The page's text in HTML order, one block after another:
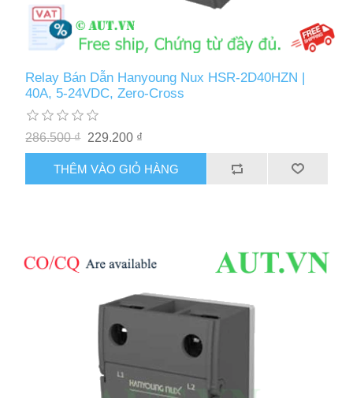
Relay Bán Dẫn Hanyoung Nux HSR-2D40HZN |
40A, 5-24VDC, Zero-Cross
286.500 ₫ 229.200 ₫
THÊM VÀO GIỎ HÀNG